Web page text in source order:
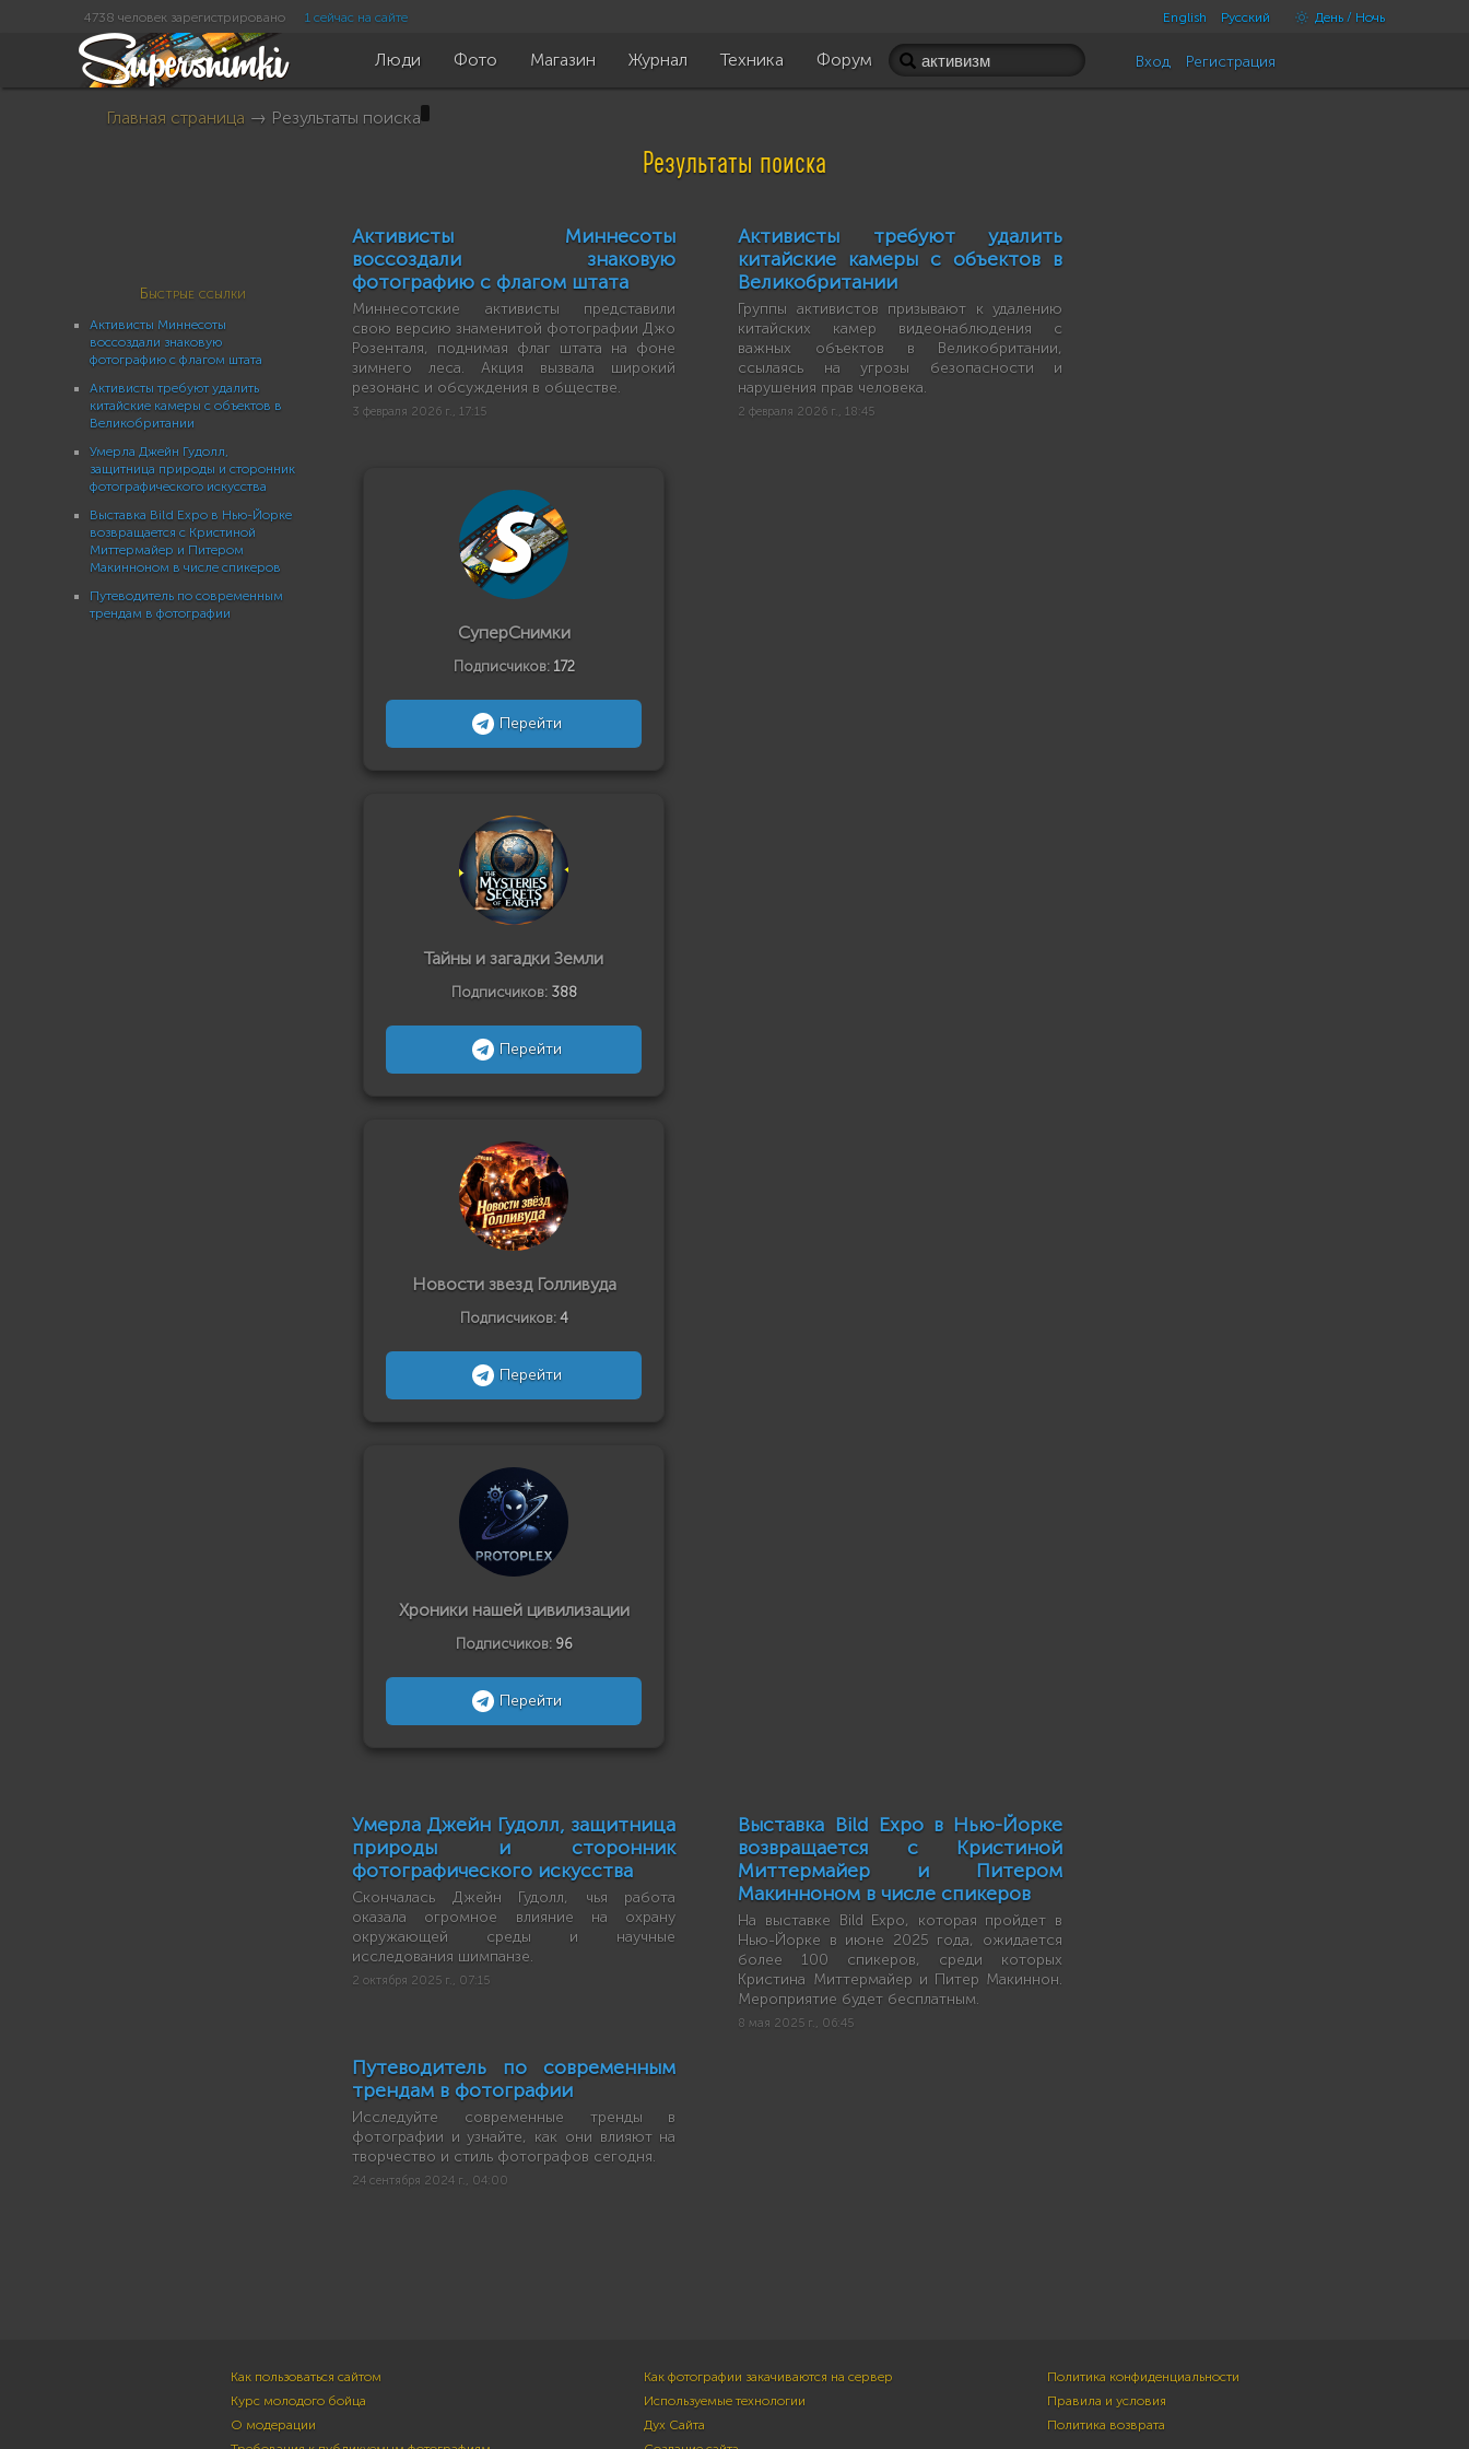
English Русский День / Ночь
4738 человек зарегистрировано 1 сейчас на сайте
Люди Фото Магазин Журнал Техника Форум Вход Регистрация
Главная страница → Результаты поиска
Результаты поиска
Быстрые ссылки
Активисты Миннесоты
воссоздали знаковую
фотографию с флагом штата
Активисты требуют удалить
китайские камеры с объектов в
Великобритании
Умерла Джейн Гудолл,
защитница природы и сторонник
фотографического искусства
Выставка Bild Expo в Нью-Йорке
возвращается с Кристиной
Миттермайер и Питером
Макинноном в числе спикеров
Путеводитель по современным
трендам в фотографии
Активисты Миннесоты
воссоздали знаковую
фотографию с флагом штата
Миннесотские активисты представили
свою версию знаменитой фотографии Джо
Розенталя, поднимая флаг штата на фоне
зимнего леса. Акция вызвала широкий
резонанс и обсуждения в обществе.
3 февраля 2026 г., 17:15
СуперСнимки
Подписчиков: 172
Перейти
Тайны и загадки Земли
Подписчиков: 388
Перейти
Новости звезд Голливуда
Подписчиков: 4
Перейти
Хроники нашей цивилизации
Подписчиков: 96
Перейти
Активисты требуют удалить
китайские камеры с объектов в
Великобритании
Группы активистов призывают к удалению
китайских камер видеонаблюдения с
важных объектов в Великобритании,
ссылаясь на угрозы безопасности и
нарушения прав человека.
2 февраля 2026 г., 18:45
Умерла Джейн Гудолл, защитница
природы и сторонник
фотографического искусства
Скончалась Джейн Гудолл, чья работа
оказала огромное влияние на охрану
окружающей среды и научные
исследования шимпанзе.
2 октября 2025 г., 07:15
Выставка Bild Expo в Нью-Йорке
возвращается с Кристиной
Миттермайер и Питером
Макинноном в числе спикеров
На выставке Bild Expo, которая пройдет в
Нью-Йорке в июне 2025 года, ожидается
более 100 спикеров, среди которых
Кристина Миттермайер и Питер Макиннон.
Мероприятие будет бесплатным.
8 мая 2025 г., 06:45
Путеводитель по современным
трендам в фотографии
Исследуйте современные тренды в
фотографии и узнайте, как они влияют на
творчество и стиль фотографов сегодня.
24 сентября 2024 г., 04:00
Как пользоваться сайтом
Курс молодого бойца
О модерации
Как фотографии закачиваются на сервер
Используемые технологии
Дух Сайта
Политика конфиденциальности
Правила и условия
Политика возврата